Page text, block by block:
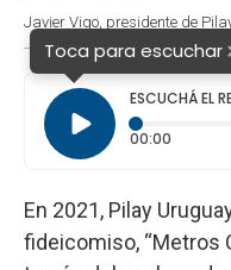
Javier Vigo, presidente de
Toca para escuchar
ESCUCHÁ EL
00:00
En 2021, Pilay
fideicomiso, “Metros